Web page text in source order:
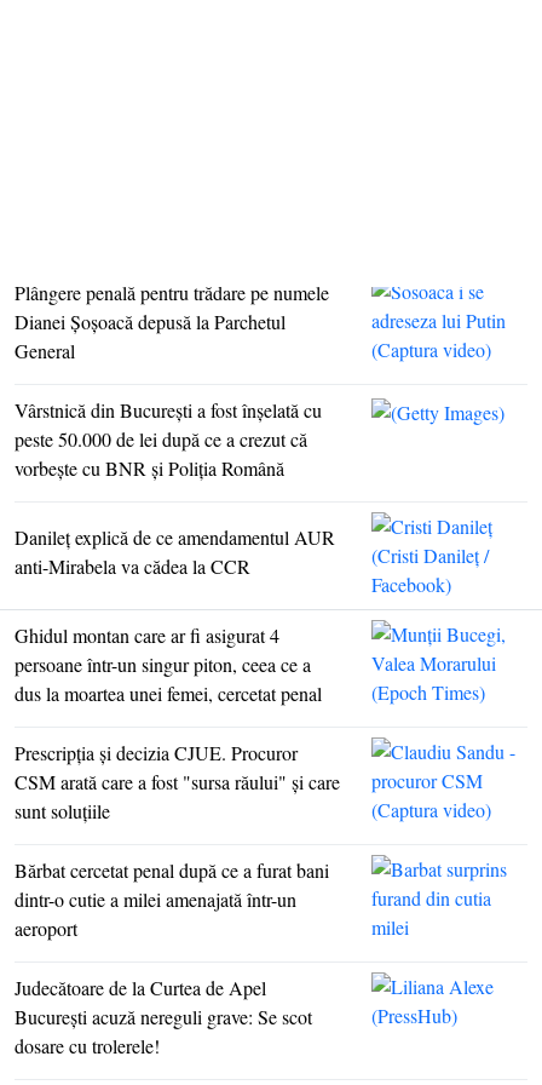
Plângere penală pentru trădare pe numele
Dianei Şoşoacă depusă la Parchetul
General
Vârstnică din Bucureşti a fost înşelată cu
peste 50.000 de lei după ce a crezut că
vorbeşte cu BNR şi Poliţia Română
Danileţ explică de ce amendamentul AUR
anti-Mirabela va cădea la CCR
Ghidul montan care ar fi asigurat 4
persoane într-un singur piton, ceea ce a
dus la moartea unei femei, cercetat penal
Prescripţia şi decizia CJUE. Procuror
CSM arată care a fost "sursa răului" şi care
sunt soluţiile
Bărbat cercetat penal după ce a furat bani
dintr-o cutie a milei amenajată într-un
aeroport
Judecătoare de la Curtea de Apel
Bucureşti acuză nereguli grave: Se scot
dosare cu trolerele!